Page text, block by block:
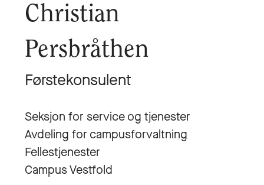
Christian
Persbråthen
Førstekonsulent
Seksjon for service og tjenester
Avdeling for campusforvaltning
Fellestjenester
Campus Vestfold